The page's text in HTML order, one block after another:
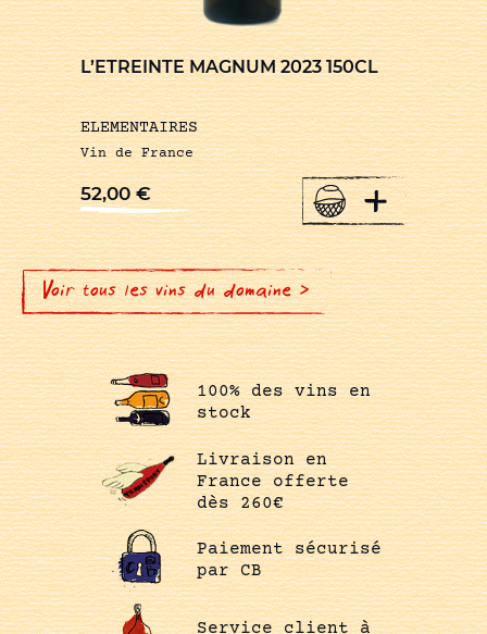
L’ETREINTE MAGNUM 2023 150CL
ELEMENTAIRES
Vin de France
52,00€ +
Voir tous les vins du domaine >
100% des vins en
stock
Livraison en
France offerte
dès 260€
Paiement sécurisé
par CB
Service client à